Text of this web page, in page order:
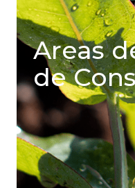
Areas
de